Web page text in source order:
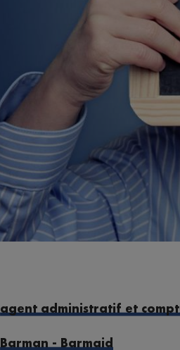
agent administratif et
Barman - Barmaid